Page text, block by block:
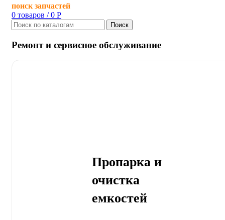
поиск запчастей
0 товаров / 0 Р
Поиск
Ремонт и сервисное обслуживание
Пропарка и
очистка
емкостей